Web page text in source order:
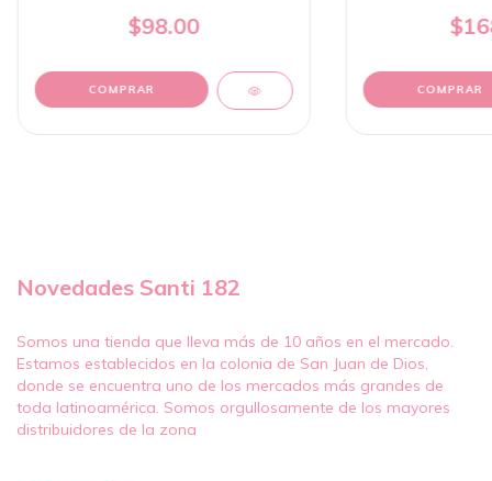
$98.00
COMPRAR COMPRAR
Novedades Santi 182
Somos una tienda que lleva más de 10 años en el mercado.
Estamos establecidos en la colonia de San Juan de Dios,
donde se encuentra uno de los mercados más grandes de
toda latinoamérica. Somos orgullosamente de los mayores
distribuidores de la zona